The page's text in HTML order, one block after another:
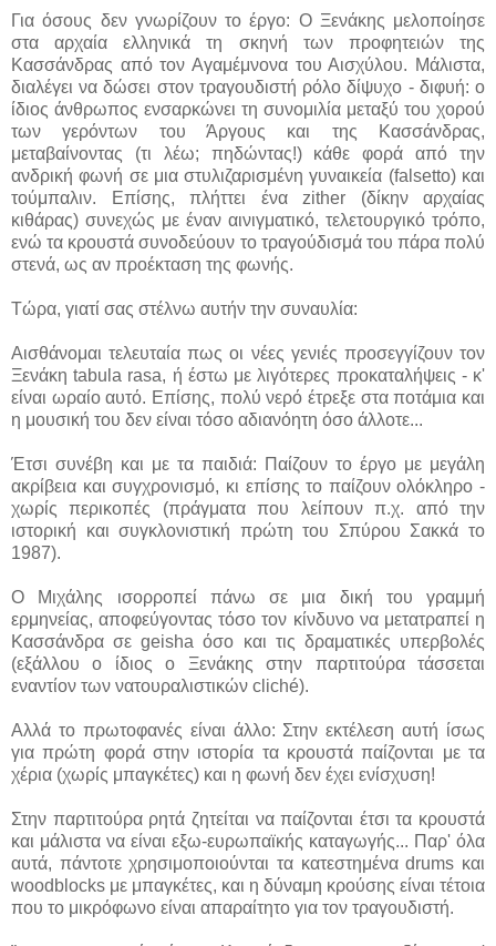
Για όσους δεν γνωρίζουν το έργο: Ο Ξενάκης μελοποίησε
στα αρχαία ελληνικά τη σκηνή των προφητειών της
Κασσάνδρας από τον Αγαμέμνονα του Αισχύλου. Μάλιστα,
διαλέγει να δώσει στον τραγουδιστή ρόλο δίψυχο - διφυή: ο
ίδιος άνθρωπος ενσαρκώνει τη συνομιλία μεταξύ του χορού
των γερόντων του Άργους και της Κασσάνδρας,
μεταβαίνοντας (τι λέω; πηδώντας!) κάθε φορά από την
ανδρική φωνή σε μια στυλιζαρισμένη γυναικεία (falsetto) και
τούμπαλιν. Επίσης, πλήττει ένα zither (δίκην αρχαίας
κιθάρας) συνεχώς με έναν αινιγματικό, τελετουργικό τρόπο,
ενώ τα κρουστά συνοδεύουν το τραγούδισμά του πάρα πολύ
στενά, ως αν προέκταση της φωνής.
Τώρα, γιατί σας στέλνω αυτήν την συναυλία:
Αισθάνομαι τελευταία πως οι νέες γενιές προσεγγίζουν τον
Ξενάκη tabula rasa, ή έστω με λιγότερες προκαταλήψεις - κ'
είναι ωραίο αυτό. Επίσης, πολύ νερό έτρεξε στα ποτάμια και
η μουσική του δεν είναι τόσο αδιανόητη όσο άλλοτε...
Έτσι συνέβη και με τα παιδιά: Παίζουν το έργο με μεγάλη
ακρίβεια και συγχρονισμό, κι επίσης το παίζουν ολόκληρο -
χωρίς περικοπές (πράγματα που λείπουν π.χ. από την
ιστορική και συγκλονιστική πρώτη του Σπύρου Σακκά το
1987).
Ο Μιχάλης ισορροπεί πάνω σε μια δική του γραμμή
ερμηνείας, αποφεύγοντας τόσο τον κίνδυνο να μετατραπεί η
Κασσάνδρα σε geisha όσο και τις δραματικές υπερβολές
(εξάλλου ο ίδιος ο Ξενάκης στην παρτιτούρα τάσσεται
εναντίον των νατουραλιστικών cliché).
Αλλά το πρωτοφανές είναι άλλο: Στην εκτέλεση αυτή ίσως
για πρώτη φορά στην ιστορία τα κρουστά παίζονται με τα
χέρια (χωρίς μπαγκέτες) και η φωνή δεν έχει ενίσχυση!
Στην παρτιτούρα ρητά ζητείται να παίζονται έτσι τα κρουστά
και μάλιστα να είναι εξω-ευρωπαϊκής καταγωγής... Παρ' όλα
αυτά, πάντοτε χρησιμοποιούνται τα κατεστημένα drums και
woodblocks με μπαγκέτες, και η δύναμη κρούσης είναι τέτοια
που το μικρόφωνο είναι απαραίτητο για τον τραγουδιστή.